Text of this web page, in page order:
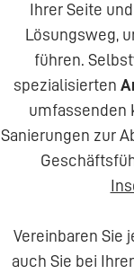
Ihrer Seite
Lösungsweg,
führen.
spezialisierten
umfassenden
Sanierungen zur
Vereinbaren Sie
auch Sie bei